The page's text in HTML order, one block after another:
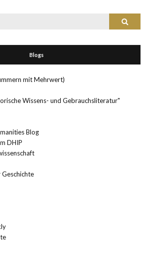
Suchen
Blogs
mit Mehrwert)
Wissens- und Gebrauchsliteratur"
Blog
DHIP
Geschichte